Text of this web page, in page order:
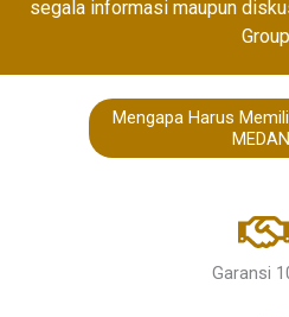
segala informasi maupun
Group
Mengapa Harus
Garansi